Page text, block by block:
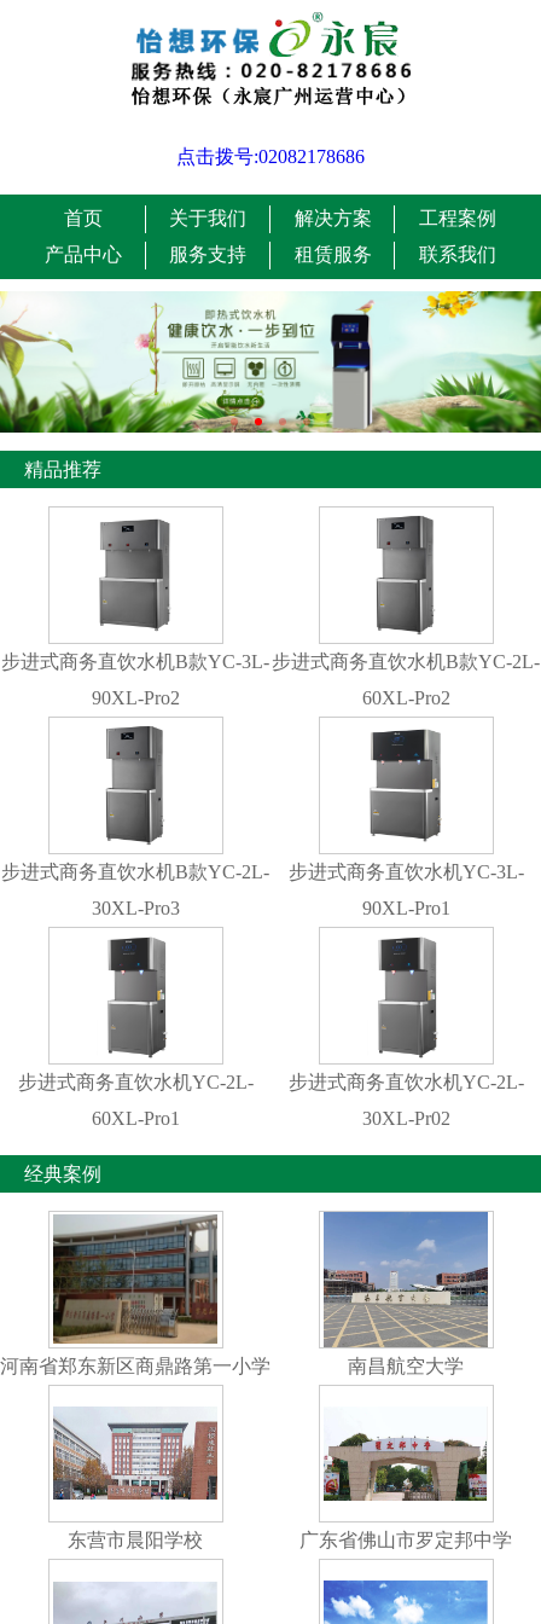
点击拨号:02082178686
首页 关于我们 解决方案
工程案例
产品中心
服务支持 租赁服务 联系我们
精品推荐
步进式商务直饮水机B款YC-3L-
90XL-Pro2
步进式商务直饮水机B款YC-2L-
60XL-Pro2
步进式商务直饮水机B款YC-2L-
30XL-Pro3
步进式商务直饮水机YC-3L-
90XL-Pro1
步进式商务直饮水机YC-2L-
60XL-Pro1
步进式商务直饮水机YC-2L-
30XL-Pr02
经典案例
河南省郑东新区商鼎路第一小学 南昌航空大学
东营市晨阳学校 广东省佛山市罗定邦中学